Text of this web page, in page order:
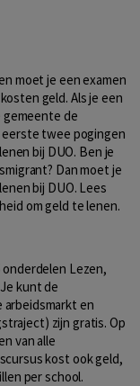
moet je een examen
geld. Als je een
gemeente de
eerste twee pogingen
bij DUO. Ben je
Dan moet je
bij DUO. Lees
om geld te lenen.
Lezen,
kunt de
arbeidsmarkt en
zijn gratis. Op
van alle
kost ook geld,
per school.